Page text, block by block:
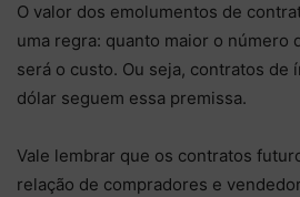
O valor dos emolumentos de
uma regra: quanto maior o número
será o custo. Ou seja, contratos de
dólar seguem essa premissa.
Vale lembrar que os contratos
relação de compradores e